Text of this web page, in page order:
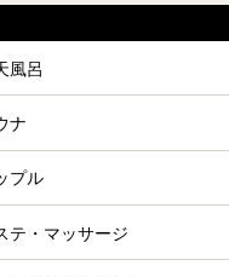
風呂
ナ
プル
テ・マッサージ